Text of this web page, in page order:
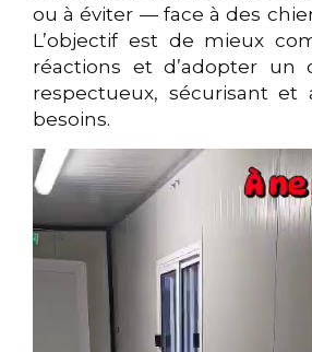
ou à éviter — face à des
L’objectif est de mieux
réactions et d’adopter un
respectueux, sécurisant et
besoins.